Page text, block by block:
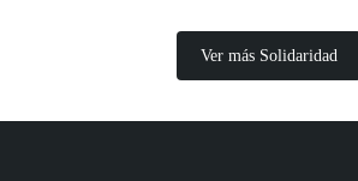
Ver más Solidaridad